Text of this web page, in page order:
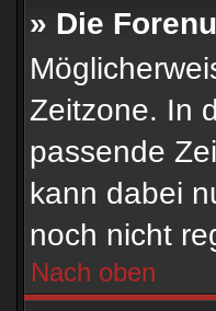
» Die
Zeitzone. In
passende
kann dabei
noch nicht
Nach oben